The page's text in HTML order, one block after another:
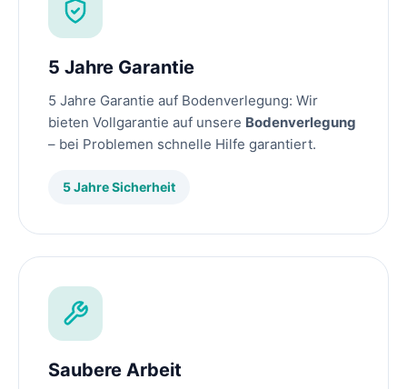
5 Jahre Garantie
5 Jahre Garantie auf Bodenverlegung: Wir
bieten Vollgarantie auf unsere Bodenverlegung
– bei Problemen schnelle Hilfe garantiert.
5 Jahre Sicherheit
Saubere Arbeit